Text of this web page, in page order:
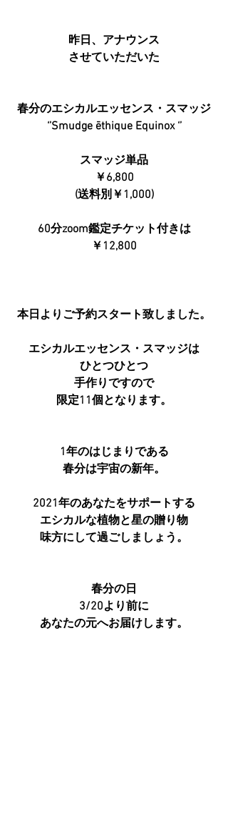
昨日、アナウンス
させていただいた
春分のエシカルエッセンス・スマッジ
‘’Smudge ēthique Equinox ‘’
スマッジ単品
￥6,800
(送料別￥1,000)
60分zoom鑑定チケット付きは
￥12,800
本日よりご予約スタート致しました。
エシカルエッセンス・スマッジは
ひとつひとつ
手作りですので
限定11個となります。
1年のはじまりである
春分は宇宙の新年。
2021年のあなたをサポートする
エシカルな植物と星の贈り物
味方にして過ごしましょう。
春分の日
3/20より前に
あなたの元へお届けします。